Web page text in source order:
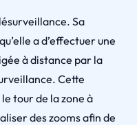
Sa
a d’effectuer une
à distance par la
Cette
tour de la zone à
des zooms afin de